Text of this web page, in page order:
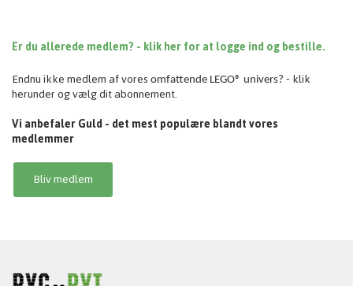
Er du allerede medlem? - klik her for at logge ind og bestille.
Endnu ikke medlem af vores omfattende LEGO® univers? - klik
herunder og vælg dit abonnement.
Vi anbefaler Guld - det mest populære blandt vores
medlemmer
Bliv medlem